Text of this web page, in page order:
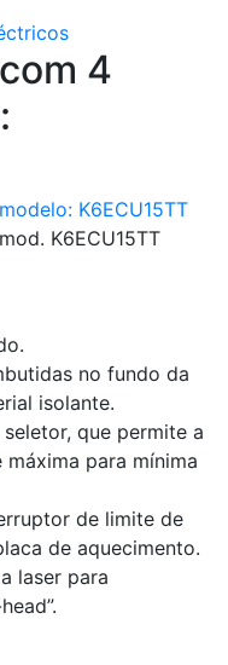
4
K6ECU15TT
K6ECU15TT
no fundo da
isolante.
que permite a
para mínima
de limite de
de aquecimento.
laser para